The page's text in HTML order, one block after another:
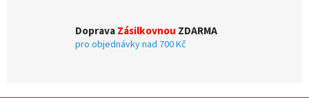
u
DopravaZásilkovnou ZDARMA
pro objednávky nad 700 Kč